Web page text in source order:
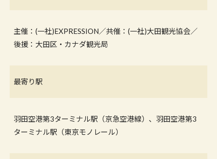
主催：(一社)EXPRESSION／共催：(一社)大田観光協会／
後援：大田区・カナダ観光局
最寄り駅
羽田空港第3ターミナル駅（京急空港線）、羽田空港第3
ターミナル駅（東京モノレール）